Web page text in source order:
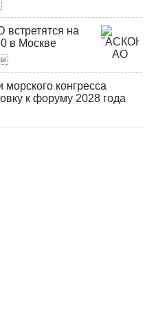
на
в Москве
конгресса
к форуму 2028 года